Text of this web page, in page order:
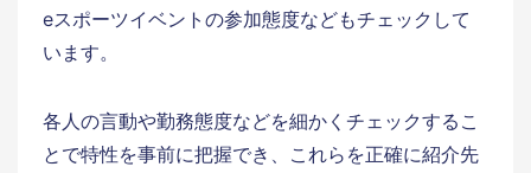
eスポーツイベントの参加態度などもチェックして
います。
各人の言動や勤務態度などを細かくチェックするこ
とで特性を事前に把握でき、これらを正確に紹介先